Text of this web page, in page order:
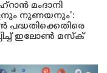
മംദാനി
നുണയനും':
പദ്ധതിക്കെതിരെ
ഇലോൺ മസ്ക്